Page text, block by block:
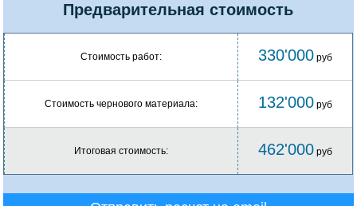
Предварительная стоимость
Стоимость работ: 330'000 руб
Стоимость чернового материала: 132'000 руб
Итоговая стоимость: 462'000 руб